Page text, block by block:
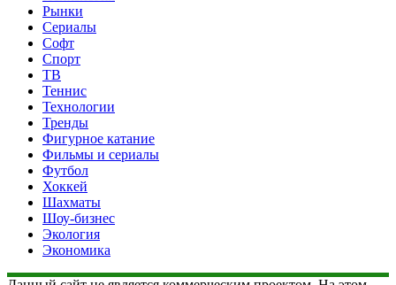
Рынки
Сериалы
Софт
Спорт
ТВ
Теннис
Технологии
Тренды
Фигурное катание
Фильмы и сериалы
Футбол
Хоккей
Шахматы
Шоу-бизнес
Экология
Экономика